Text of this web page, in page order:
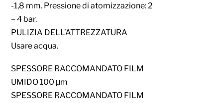
-1,8 mm. Pressione di atomizzazione: 2
– 4 bar.
PULIZIA DELL’ATTREZZATURA
Usare acqua.
SPESSORE RACCOMANDATO FILM
UMIDO 100 μm
SPESSORE RACCOMANDATO FILM